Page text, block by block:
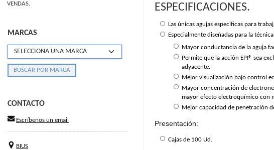
VENDAS.
MARCAS
CONTACTO
Escríbenos un email
BIUS
ESPECIFICACIONES.
Las únicas agujas especificas para
Especialmente diseñadas para la
Mayor conductancia de la aguja
Permite que la acción EPI® sea
adyacente.
Mejor visualización bajo control
Mayor concentración de
mayor efecto electroquímico con
Mejor capacidad de penetración
Presentación:
Cajas de 100 Ud.